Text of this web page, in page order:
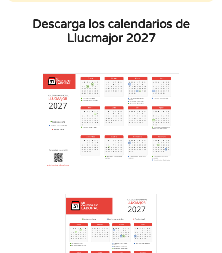
Descarga los calendarios de
Llucmajor 2027